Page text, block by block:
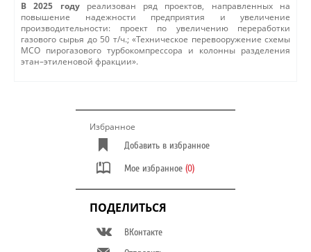
В 2025 году
реализован ряд проектов, направленных на
повышение надежности предприятия и увеличение
производительности: проект по увеличению переработки
газового сырья до 50 т/ч.; «Техническое перевооружение схемы
МСО пирогазового турбокомпрессора и колонны разделения
этан–этиленовой фракции».
Избранное
Добавить в избранное
Мое избранное (0)
ПОДЕЛИТЬСЯ
ВКонтакте